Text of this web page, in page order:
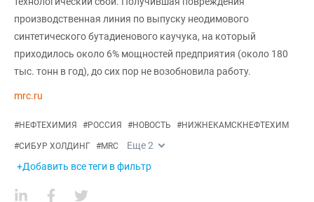
производственная линия по выпуску неодимового
синтетического бутадиенового каучука, на который
приходилось около 6% мощностей предприятия (около 180
тыс. тонн в год), до сих пор не возобновила работу.
mrc.ru
#НЕФТЕХИМИЯ #РОССИЯ #НОВОСТЬ #НИЖНЕКАМСКНЕФТЕХИМ
#СИБУР ХОЛДИНГ #MRC Еще2
+Добавить все теги в фильтр